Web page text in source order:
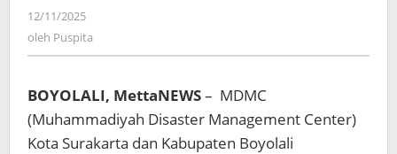
Tanam
Pohon
untuk
12/11/2025
oleh Puspita
BOYOLALI, MettaNEWS– MDMC
(Muhammadiyah Disaster Management Center)
Kota Surakarta dan Kabupaten Boyolali